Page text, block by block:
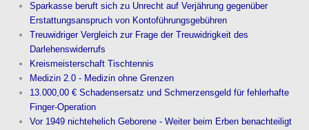
Sparkasse beruft sich zu Unrecht auf Verjährung gegenüber
Erstattungsanspruch von Kontoführungsgebühren
Treuwidriger Vergleich zur Frage der Treuwidrigkeit des
Darlehenswiderrufs
Kreismeisterschaft Tischtennis
Medizin 2.0 - Medizin ohne Grenzen
13.000,00 € Schadensersatz und Schmerzensgeld für fehlerhafte
Finger-Operation
Vor 1949 nichtehelich Geborene - Weiter beim Erben benachteiligt